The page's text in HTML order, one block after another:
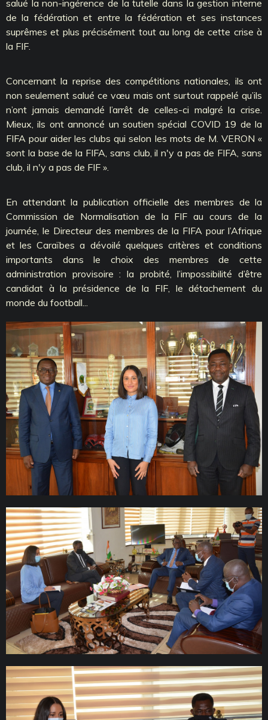
salué la non-ingérence de la tutelle dans la gestion interne
de la fédération et entre la fédération et ses instances
suprêmes et plus précisément tout au long de cette crise à
la FIF.
Concernant la reprise des compétitions nationales, ils ont
non seulement salué ce vœu mais ont surtout rappelé qu’ils
n’ont jamais demandé l’arrêt de celles-ci malgré la crise.
Mieux, ils ont annoncé un soutien spécial COVID 19 de la
FIFA pour aider les clubs qui selon les mots de M. VERON «
sont la base de la FIFA, sans club, il n'y a pas de FIFA, sans
club, il n'y a pas de FIF ».
En attendant la publication officielle des membres de la
Commission de Normalisation de la FIF au cours de la
journée, le Directeur des membres de la FIFA pour l’Afrique
et les Caraïbes a dévoilé quelques critères et conditions
importants dans le choix des membres de cette
administration provisoire : la probité, l’impossibilité d’être
candidat à la présidence de la FIF, le détachement du
monde du football...